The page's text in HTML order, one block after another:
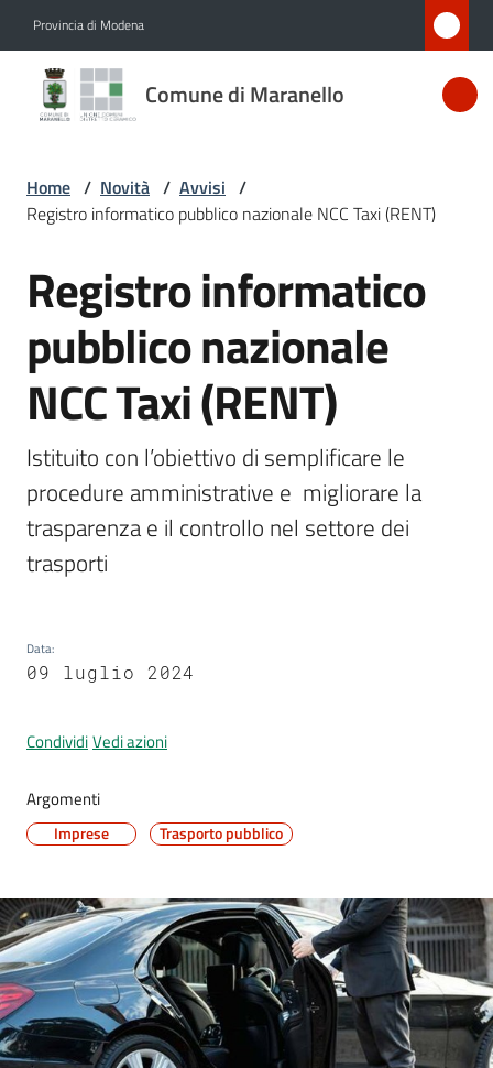
Provincia di Modena
Comune di Maranello
Comune
di
Novità
Menu selezionato
Servizi
Vivere
Maranello
Segnalazioni
M
a
n
l
l
o
u
r
i
s
m
o
Home / Novità / Avvisi /
Registro informatico pubblico nazionale NCC Taxi (RENT)
Salta al contenuto
Registro informatico
pubblico nazionale
NCC Taxi (RENT)
Istituito con l’obiettivo di semplificare le
procedure amministrative e  migliorare la
trasparenza e il controllo nel settore dei
trasporti
Data:
09 luglio 2024
CondividiVedi azioni
Argomenti
Imprese Trasporto pubblico